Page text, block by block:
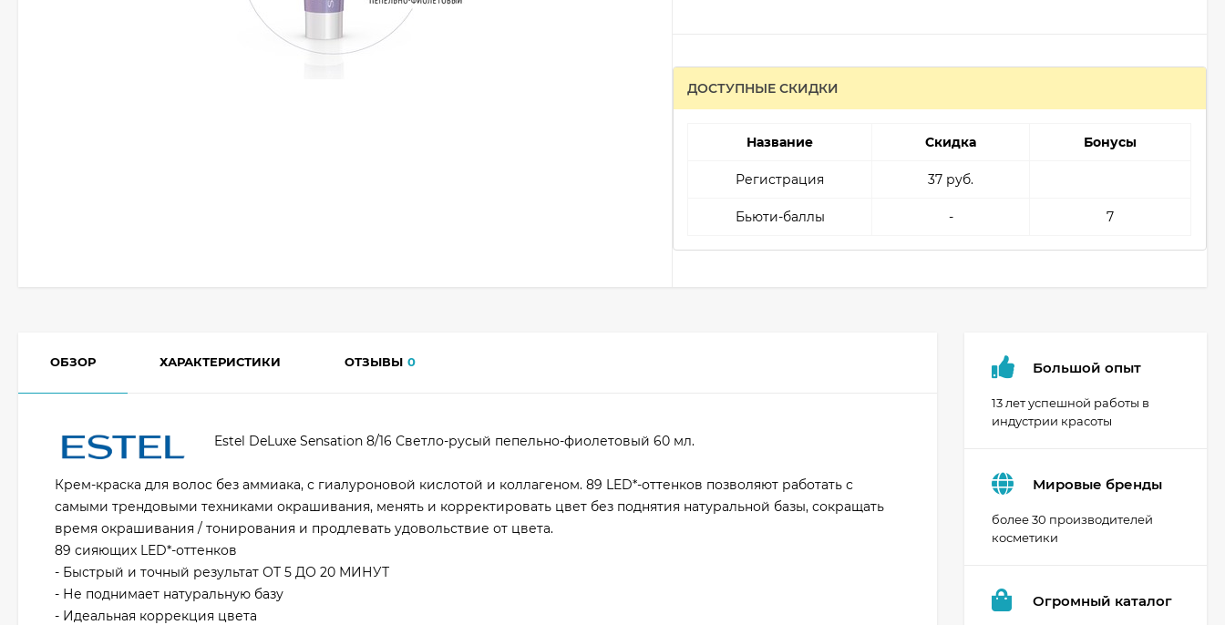
ДОСТУПНЫЕ СКИДКИ
Название Скидка Бонусы
Регистрация 37 руб.
Бьюти-баллы - 7
ОБЗОР ХАРАКТЕРИСТИКИ ОТЗЫВЫ 0
Estel DeLuxe Sensation 8/16 Светло-русый пепельно-фиолетовый 60 мл.
Крем-краска для волос без аммиака, с гиалуроновой кислотой и коллагеном. 89 LED*-оттенков позволяют работать с
самыми трендовыми техниками окрашивания, менять и корректировать цвет без поднятия натуральной базы, сокращать
время окрашивания / тонирования и продлевать удовольствие от цвета.
89 сияющих LED*-оттенков
- Быстрый и точный результат ОТ 5 ДО 20 МИНУТ
- Не поднимает натуральную базу
- Идеальная коррекция цвета
Большой опыт
13 лет успешной работы в
индустрии красоты
Мировые бренды
более 30 производителей
косметики
Огромный каталог